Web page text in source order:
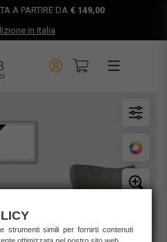
A PARTIRE DA € 149,00
in Italia
strumenti simili per fornirti contenuti